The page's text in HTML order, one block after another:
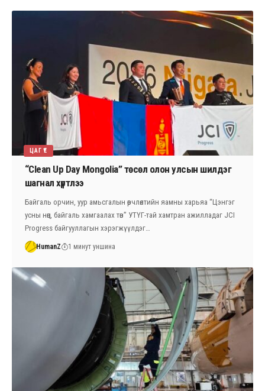
ЦАГ ҮЕ
“Clean Up Day Mongolia” төсөл олон улсын шилдэг
шагнал хүртлээ
Байгаль орчин, уур амьсгалын өөрчлөлтийн яамны харьяа “Цэнгэг
усны нөөц, байгаль хамгаалах төв” УТҮГ-тай хамтран ажилладаг JCI
Progress байгууллагын хэрэгжүүлдэг…
HumanZ 1 минут уншина